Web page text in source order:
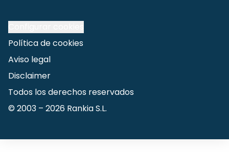
Política de cookies
Aviso legal
Disclaimer
Todos los derechos reservados
© 2003 – 2026 Rankia S.L.